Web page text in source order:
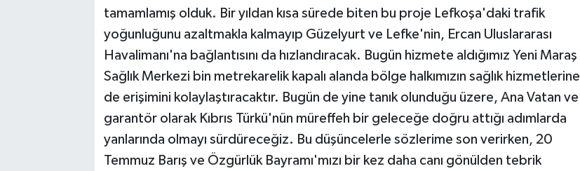
tamamlamış olduk. Bir yıldan kısa sürede biten bu proje Lefkoşa'daki trafik
yoğunluğunu azaltmakla kalmayıp Güzelyurt ve Lefke'nin, Ercan Uluslararası
Havalimanı'na bağlantısını da hızlandıracak. Bugün hizmete aldığımız Yeni Maraş
Sağlık Merkezi bin metrekarelik kapalı alanda bölge halkımızın sağlık hizmetlerine
de erişimini kolaylaştıracaktır. Bugün de yine tanık olunduğu üzere, Ana Vatan ve
garantör olarak Kıbrıs Türkü'nün müreffeh bir geleceğe doğru attığı adımlarda
yanlarında olmayı sürdüreceğiz. Bu düşüncelerle sözlerime son verirken, 20
Temmuz Barış ve Özgürlük Bayramı'mızı bir kez daha canı gönülden tebrik